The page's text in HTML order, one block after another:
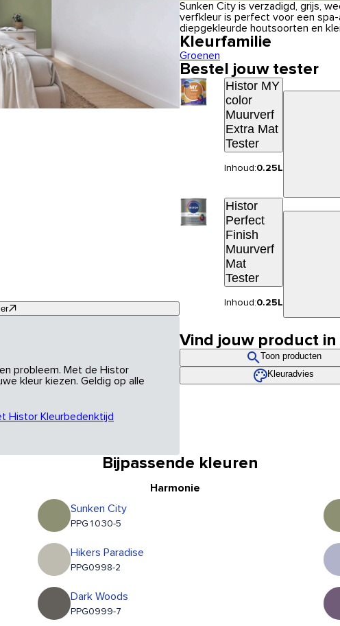
probleem. Met de Histor
kleur kiezen. Geldig op alle
Histor Kleurbedenktijd
Sunken City is verzadigd, grijs,
verfkleur is perfect voor een
diepgekleurde houtsoorten en
Kleurfamilie
Groenen
Bestel jouw tester
Histor MY
color
Muurverf
Extra Mat
Tester
Inhoud:0.25L
Histor
Perfect
Finish
Muurverf
Mat
Tester
Inhoud:0.25L
Vind jouw product
Toon producten
Kleuradvies
Bijpassende kleuren
Harmonie
Sunken City
PPG1030-5
Hikers Paradise
PPG0998-2
Dark Woods
PPG0999-7